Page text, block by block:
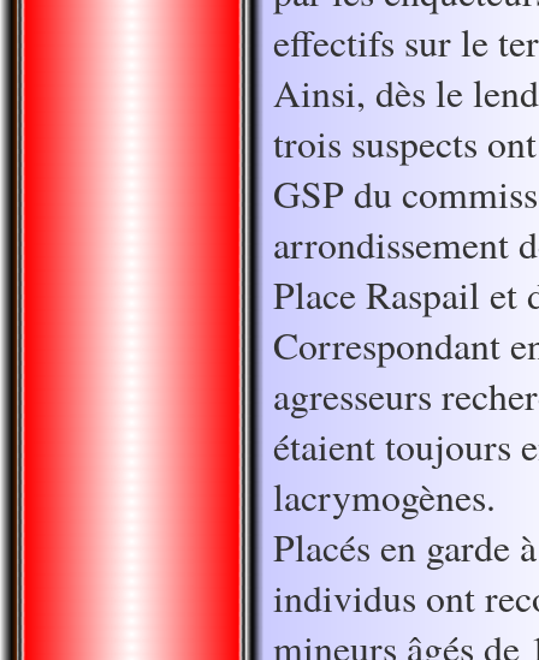
effectifs sur le
Ainsi, dès le
trois suspects
GSP du
arrondissement
Place Raspail
Correspondant
agresseurs
étaient toujours
lacrymogènes.
Placés en garde
individus ont
mineurs âgés de